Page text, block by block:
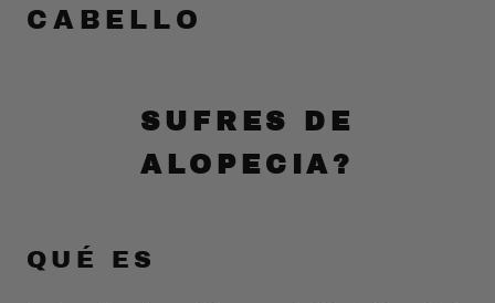
CABELLO
SUFRES DE
ALOPECIA?
QUÉ ES